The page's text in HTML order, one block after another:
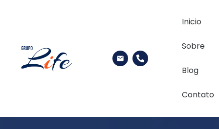
Inicio
Sobre
Blog
Contato